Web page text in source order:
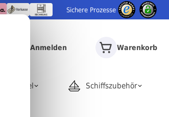
Sichere Prozesse
Anmelden Warenkorb
Rohrartikel Schiffszubehör